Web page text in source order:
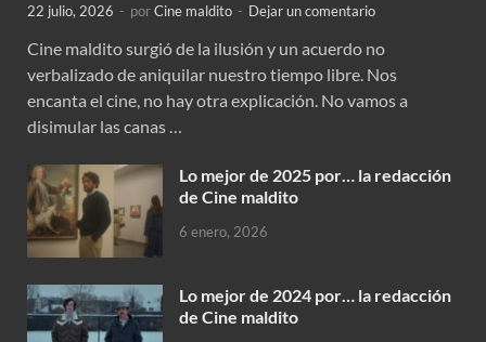
22 julio, 2026 - porCine maldito - Dejar un comentario
Cine maldito surgió de la ilusión y un acuerdo no
verbalizado de aniquilar nuestro tiempo libre. Nos
encanta el cine, no hay otra explicación. No vamos a
disimular las canas …
Lo mejor de 2025 por… la redacción
de Cine maldito
6 enero, 2026
Lo mejor de 2024 por… la redacción
de Cine maldito